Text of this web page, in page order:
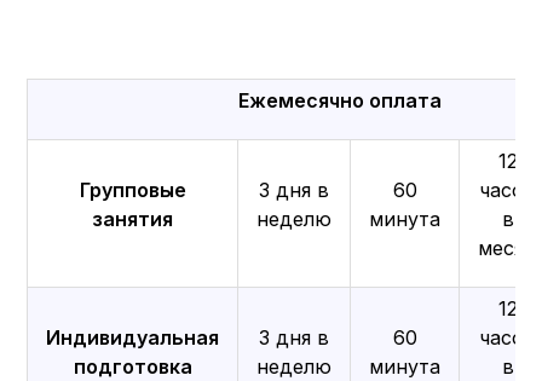
Ежемесячно оплата
Групповые
занятия
3 дня в
неделю
60
минута
12
часов
в
месяц
Индивидуальная
подготовка
3 дня в
неделю
60
минута
12
часов
в